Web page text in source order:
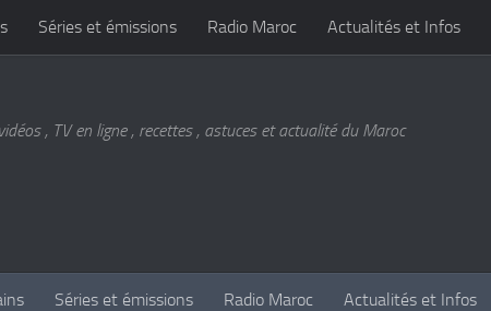
Séries et émissions Radio Maroc Actualités et Infos
, TV en ligne , recettes , astuces et actualité du Maroc
Séries et émissions Radio Maroc Actualités et Infos